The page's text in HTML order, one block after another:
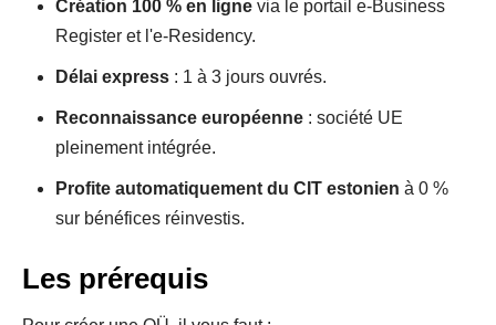
Création 100 % en ligne via le portail e-Business
Register et l'e-Residency.
Délai express : 1 à 3 jours ouvrés.
Reconnaissance européenne : société UE
pleinement intégrée.
Profite automatiquement du CIT estonien à 0 %
sur bénéfices réinvestis.
Les prérequis